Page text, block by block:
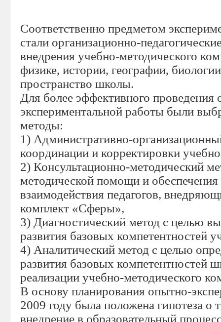
Соответственно предметом
стали организационно-
внедрения учебно-методического
физике, истории, географии,
пространство школы.
Для более эффективного проведения
экспериментальной работы были
методы:
1) Административно-
координации и корректировки
2) Консультационно-методический
методической помощи и обеспечения
взаимодействия педагогов,
комплект «Сферы»,
3) Диагностический метод с целью
развития базовых компетентностей
4) Аналитический метод с целью
развития базовых компетентностей
реализации учебно-методического
В основу планирования опытно-
2009 году была положена гипотеза о
внедрение в образовательный